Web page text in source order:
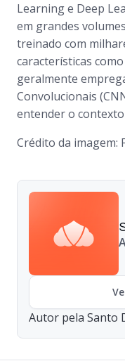
Learning e Deep
em grandes
treinado com
características
geralmente
Convolucionais
entender o
Crédito da imagem:
Autor pela Santo